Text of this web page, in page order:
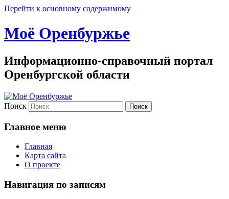
Перейти к основному содержимому
Моё Оренбуржье
Информационно-справочный портал
Оренбургской области
Поиск
Главное меню
Главная
Карта сайта
О проекте
Навигация по записям